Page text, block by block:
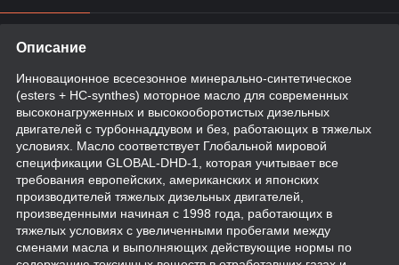
Описание
Инновационное всесезонное минерально-синтетическое
(esters + HC-synthes) моторное масло для современных
высоконагруженных и высокооборотистых дизельных
двигателей с турбоннаддувом и без, работающих в тяжелых
условиях. Масло соответствует Глобальной мировой
спецификации GLOBAL-DHD-1, которая учитывает все
требования европейских, американских и японских
производителей тяжелых дизельных двигателей,
произведенными начиная с 1998 года, работающих в
тяжелых условиях с увеличенными пробегами между
сменами масла и выполняющих действующие нормы по